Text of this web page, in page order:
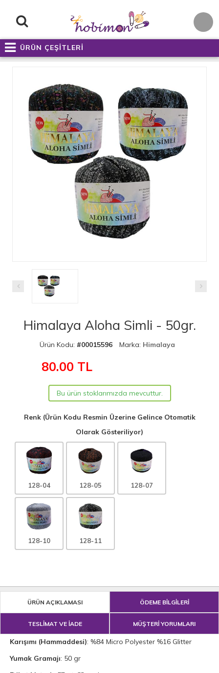
ÜRÜN ÇEŞİTLERİ
Himalaya Aloha Simli - 50gr.
Ürün Kodu: #00015596 Marka: Himalaya
80.00 TL
Bu ürün stoklarımızda mevcuttur.
Renk (Ürün Kodu Resmin Üzerine Gelince Otomatik
Olarak Gösteriliyor)
128-04 128-05 128-07
128-10 128-11
ÜRÜN AÇIKLAMASI ÖDEME BİLGİLERİ
TESLİMAT VE İADE MÜŞTERİ YORUMLARI
Karışımı (Hammaddesi): %84 Micro Polyester %16 Glitter
Yumak Gramajı: 50 gr